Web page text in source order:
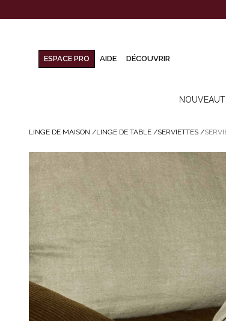
ESPACE PRO AIDE DÉCOUVRIR
LINGE DE MAISON /LINGE DE TABLE /SERVIETTES /